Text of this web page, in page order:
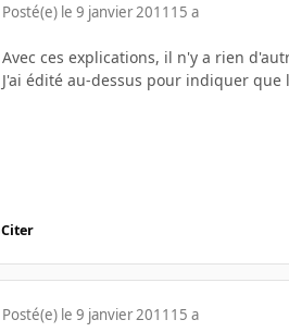
Posté(e) le 9 janvier 2011 15 a
Avec ces explications, il n'y a rien
J'ai édité au-dessus pour indiquer que
Citer
Posté(e) le 9 janvier 2011 15 a